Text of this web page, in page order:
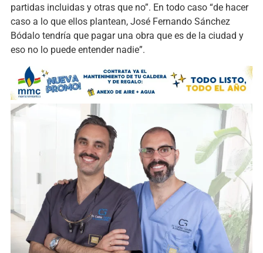
partidas incluidas y otras que no”. En todo caso “de hacer
caso a lo que ellos plantean, José Fernando Sánchez
Bódalo tendría que pagar una obra que es de la ciudad y
eso no lo puede entender nadie”.